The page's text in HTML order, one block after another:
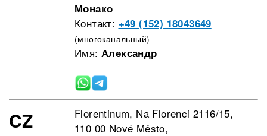
Монако
Контакт: +49 (152) 18043649
(многоканальный)
Имя: Александр
CZ
Florentinum, Na Florenci 2116/15,
110 00 Nové Město,